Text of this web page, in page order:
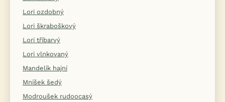
Lori ozdobný
Lori škraboškový
Lori tříbarvý
Lori vlnkovaný
Mandelík hajní
Mníšek šedý
Modroušek rudoocasý